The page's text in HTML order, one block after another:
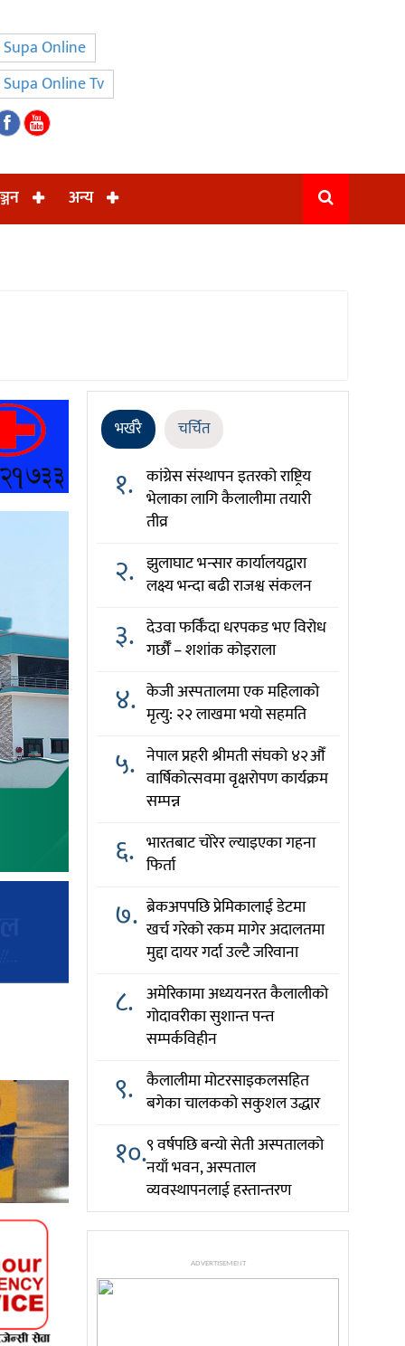
Supa Online
Supa Online Tv
अन्य
भर्खरै चर्चित
१. कांग्रेस संस्थापन इतरको राष्ट्रिय
भेलाका लागि कैलालीमा तयारी
तीव्र
२. झुलाघाट भन्सार कार्यालयद्वारा
लक्ष्य भन्दा बढी राजश्व संकलन
३. देउवा फर्किँदा धरपकड भए विरोध
गर्छौँं – शशांक कोइराला
४. केजी अस्पतालमा एक महिलाको
मृत्यु: २२ लाखमा भयो सहमति
५. नेपाल प्रहरी श्रीमती संघको ४२औँ
वार्षिकोत्सवमा वृक्षरोपण कार्यक्रम
सम्पन्न
६. भारतबाट चोरेर ल्याइएका गहना
फिर्ता
७. ब्रेकअपपछि प्रेमिकालाई डेटमा
खर्च गरेको रकम मागेर अदालतमा
मुद्दा दायर गर्दा उल्टै जरिवाना
८. अमेरिकामा अध्ययनरत कैलालीको
गोदावरीका सुशान्त पन्त
सम्पर्कविहीन
९. कैलालीमा मोटरसाइकलसहित
बगेका चालकको सकुशल उद्धार
१०.९ वर्षपछि बन्यो सेती अस्पतालको
नयाँ भवन, अस्पताल
व्यवस्थापनलाई हस्तान्तरण
ADVERTISEMENT